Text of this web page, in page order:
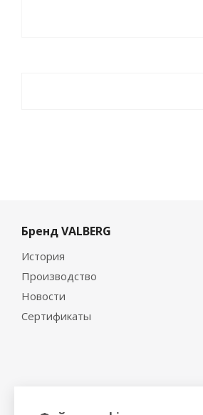
Бренд VALBERG
История
Производство
Новости
Сертификаты